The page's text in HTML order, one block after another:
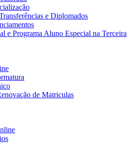
e Diplomados
e Programa Aluno Especial na Terceira
de Matriculas